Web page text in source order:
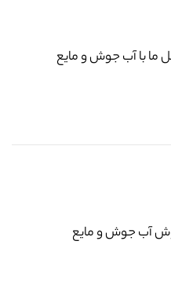
ما با آب جوش و مایع
آب جوش و مایع